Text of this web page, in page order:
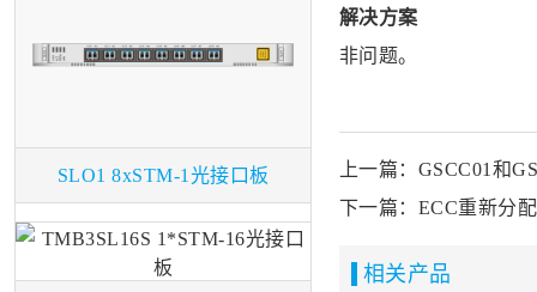
SLO1 8xSTM-1光接口板
解决方案
非问题。
上一篇：GSCC01和
下一篇：ECC重新分
相关产品